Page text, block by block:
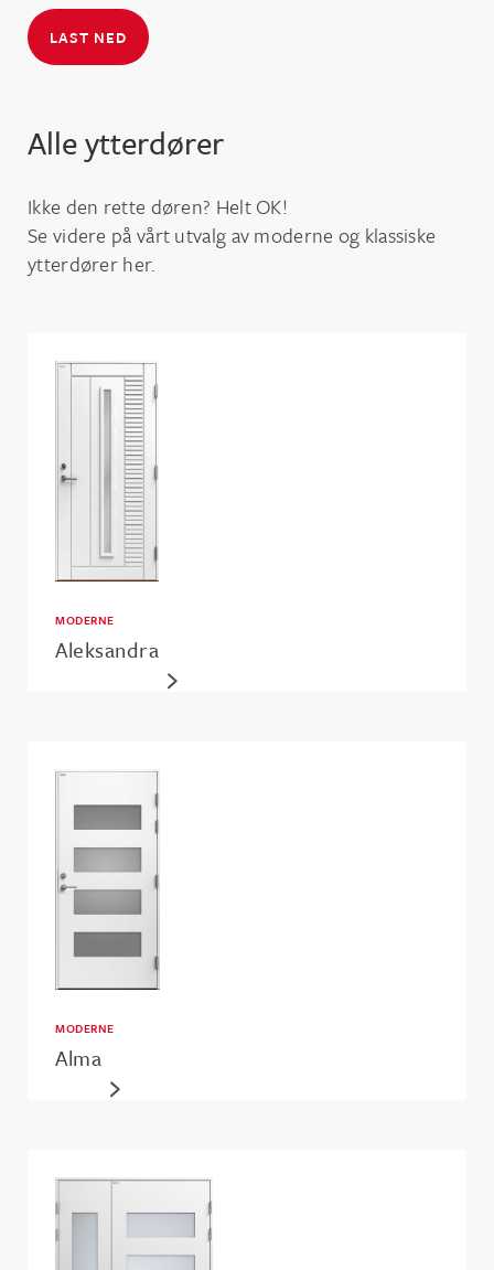
LAST NED
Alle ytterdører
Ikke den rette døren? Helt OK!
Se videre på vårt utvalg av moderne og klassiske
ytterdører her.
MODERNE
Aleksandra
MODERNE
Alma